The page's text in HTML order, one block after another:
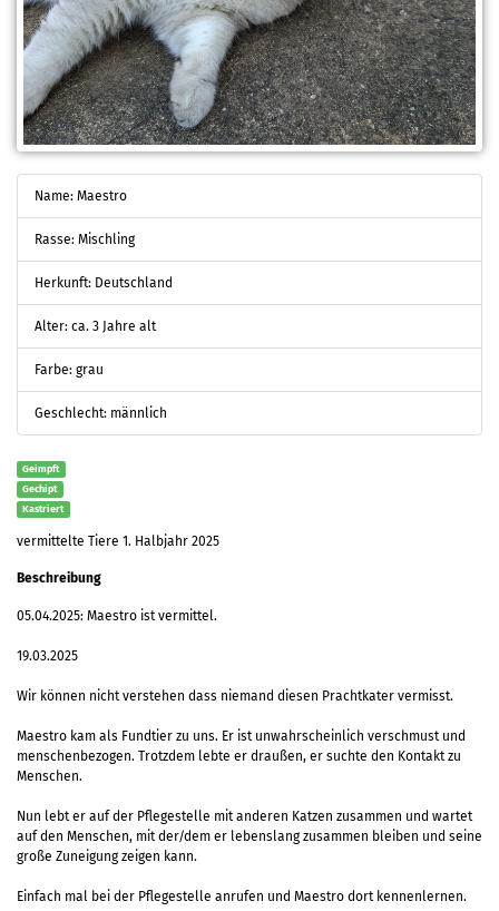
Name: Maestro
Rasse: Mischling
Herkunft: Deutschland
Alter: ca. 3 Jahre alt
Farbe: grau
Geschlecht: männlich
Geimpft
Gechipt
Kastriert
vermittelte Tiere 1. Halbjahr 2025
Beschreibung
05.04.2025: Maestro ist vermittel.
19.03.2025
Wir können nicht verstehen dass niemand diesen Prachtkater vermisst.
Maestro kam als Fundtier zu uns. Er ist unwahrscheinlich verschmust und
menschenbezogen. Trotzdem lebte er draußen, er suchte den Kontakt zu
Menschen.
Nun lebt er auf der Pflegestelle mit anderen Katzen zusammen und wartet
auf den Menschen, mit der/dem er lebenslang zusammen bleiben und seine
große Zuneigung zeigen kann.
Einfach mal bei der Pflegestelle anrufen und Maestro dort kennenlernen.